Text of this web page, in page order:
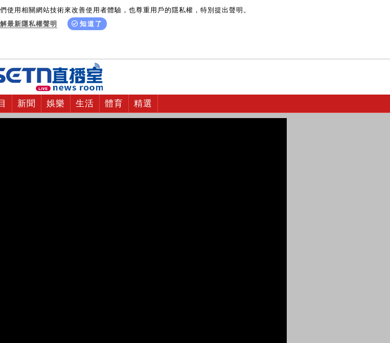
使用相關網站技術來改善使用者體驗，也尊重用戶的隱私權，特別提出聲明。
最新隱私權聲明
知道了
新聞 娛樂 生活 體育 精選